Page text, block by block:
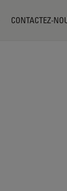
CONTACTEZ-